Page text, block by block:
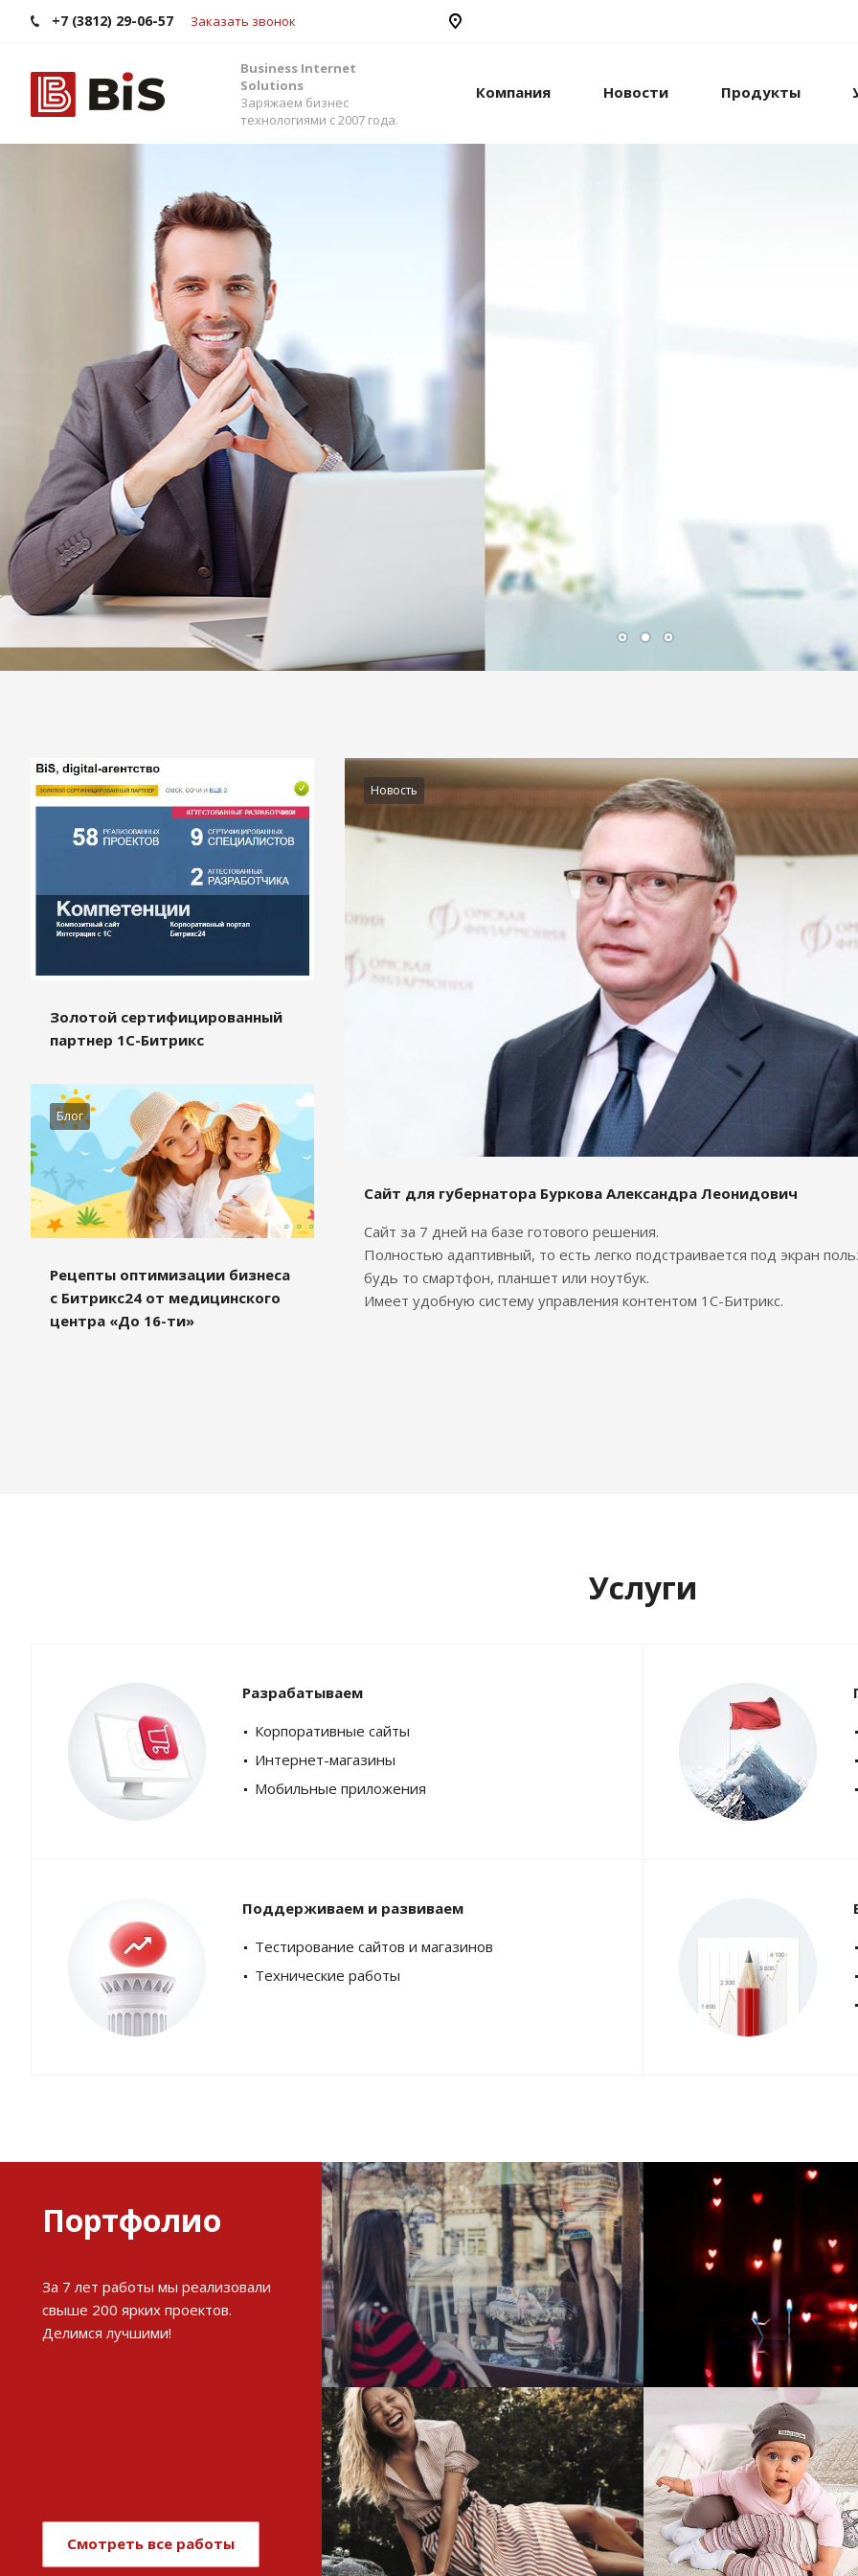
+7 (3812) 29-06-57 Заказать звонок
Business Internet
Solutions
Заряжаем бизнес
технологиями с 2007 года.
Компания Новости Продукты
Внедрение Битрикс24
Стройте работу в команде, управляйте продажами и компанией с
помощью одной из самых популярных CRM-систем.
Помогаем выбрать версию, настроить интеграцию с внешними
сервисами и автоматизировать бизнес-процессы.
Подробности
Золотой сертифицированный
партнер 1С-Битрикс
Блог
Рецепты оптимизации бизнеса
с Битрикс24 от медицинского
центра «До 16-ти»
Новость
Сайт для губернатора Буркова Александра Леонидович
Сайт за 7 дней на базе готового решения.
Полностью адаптивный, то есть легко подстраивается под экран
будь то смартфон, планшет или ноутбук.
Имеет удобную систему управления контентом 1С-Битрикс.
Услуги
Разрабатываем
Корпоративные сайты
Интернет-магазины
Мобильные приложения
Поддерживаем и развиваем
Тестирование сайтов и магазинов
Технические работы
Портфолио
За 7 лет работы мы реализовали
свыше 200 ярких проектов.
Делимся лучшими!
Смотреть все работы
Развитие и поддержка
интернет-витрины StepClub
Смотреть проект
Развитие
магазина "Всё
Смотреть проект
Имиджевый сайт для сети
магазинов Soho Project
Увеличили
интернет-
topdatop.ru на